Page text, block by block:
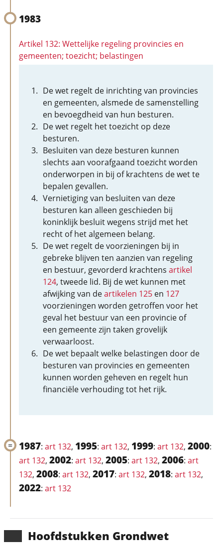
Hoofd­stukken Grondwet
1983
Artikel 132: Wettelijke regeling provincies en
gemeenten; toezicht; belastingen
De wet regelt de inrichting van provincies
en gemeenten, alsmede de samenstelling
en bevoegdheid van hun besturen.
De wet regelt het toezicht op deze
besturen.
Besluiten van deze besturen kunnen
slechts aan voorafgaand toezicht worden
onderworpen in bij of krachtens de wet te
bepalen gevallen.
Vernietiging van besluiten van deze
besturen kan alleen geschieden bij
koninklijk besluit wegens strijd met het
recht of het algemeen belang.
De wet regelt de voorzieningen bij in
gebreke blijven ten aanzien van regeling
en bestuur, gevorderd krachtens artikel
124, tweede lid. Bij de wet kunnen met
afwijking van deartikelen 125 en 127
voorzieningen worden getroffen voor het
geval het bestuur van een provincie of
een gemeente zijn taken grovelijk
verwaarloost.
De wet bepaalt welke belastingen door de
besturen van provincies en gemeenten
kunnen worden geheven en regelt hun
financiële verhouding tot het rijk.
1987: art 132, 1995: art 132, 1999: art 132, 2000:
art 132, 2002: art 132, 2005: art 132, 2006: art
132, 2008: art 132, 2017: art 132, 2018: art 132,
2022: art 132